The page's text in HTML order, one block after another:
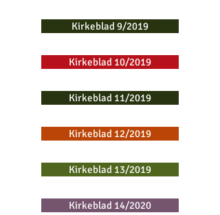
Kirkeblad 9/2019
Kirkeblad 10/2019
Kirkeblad 11/2019
Kirkeblad 12/2019
Kirkeblad 13/2019
Kirkeblad 14/2020